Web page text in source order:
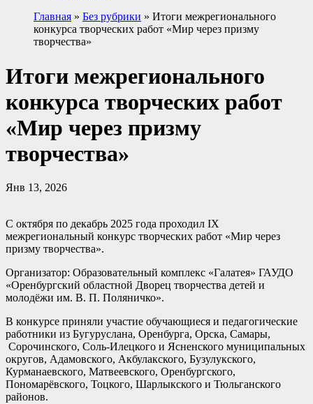
Главная » Без рубрики » Итоги межрегионального
конкурса творческих работ «Мир через призму
творчества»
Итоги межрегионального
конкурса творческих работ
«Мир через призму
творчества»
Янв 13, 2026
С октября по декабрь 2025 года проходил IX
межрегиональный конкурс творческих работ «Мир через
призму творчества».
Организатор: Образовательный комплекс «Галатея» ГАУДО
«Оренбургский областной Дворец творчества детей и
молодёжи им. В. П. Поляничко».
В конкурсе приняли участие обучающиеся и педагогические
работники из Бугуруслана, Оренбурга, Орска, Самары,
Сорочинского, Соль-Илецкого и Ясненского муниципальных
округов, Адамовского, Акбулакского, Бузулукского,
Курманаевского, Матвеевского, Оренбургского,
Пономарёвского, Тоцкого, Шарлыкского и Тюльганского
районов.